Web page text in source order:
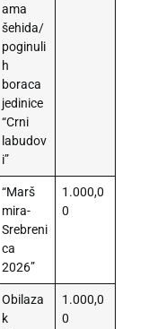
ama
šehida/
poginuli
h
boraca
jedinice
“Crni
labudov
i”
“Marš
mira-
Srebreni
ca
2026”
1.000,0
0
Obilaza
k
1.000,0
0